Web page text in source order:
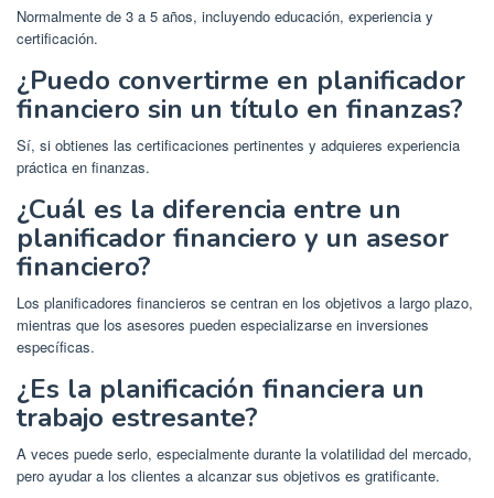
Normalmente de 3 a 5 años, incluyendo educación, experiencia y
certificación.
¿Puedo convertirme en planificador
financiero sin un título en finanzas?
Sí, si obtienes las certificaciones pertinentes y adquieres experiencia
práctica en finanzas.
¿Cuál es la diferencia entre un
planificador financiero y un asesor
financiero?
Los planificadores financieros se centran en los objetivos a largo plazo,
mientras que los asesores pueden especializarse en inversiones
específicas.
¿Es la planificación financiera un
trabajo estresante?
A veces puede serlo, especialmente durante la volatilidad del mercado,
pero ayudar a los clientes a alcanzar sus objetivos es gratificante.